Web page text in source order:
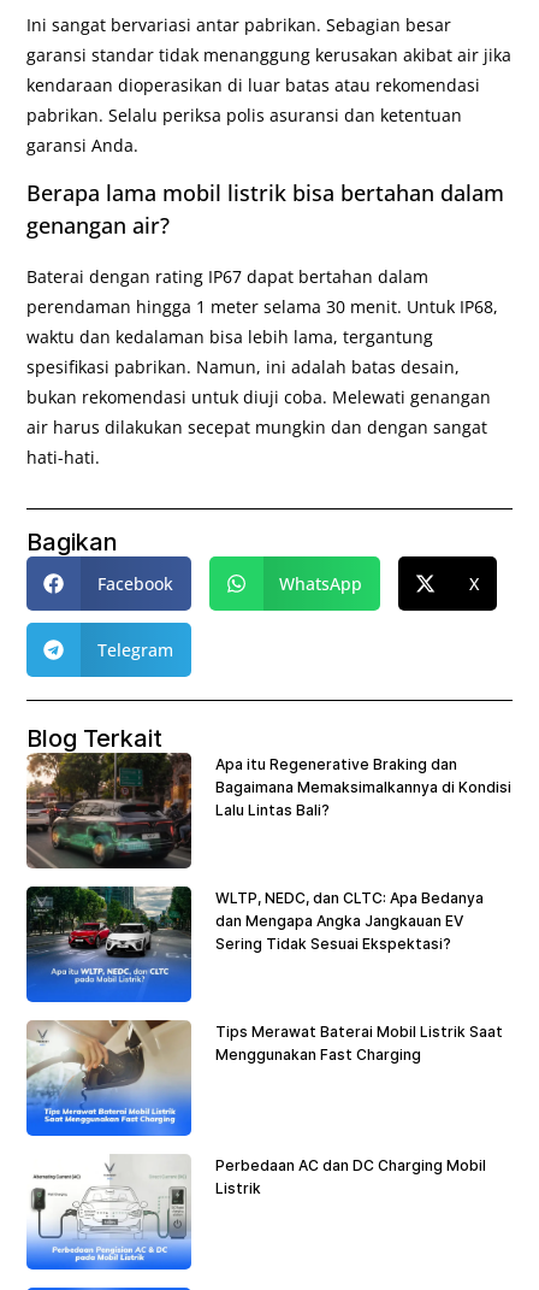
Ini sangat bervariasi antar pabrikan. Sebagian besar
garansi standar tidak menanggung kerusakan akibat air jika
kendaraan dioperasikan di luar batas atau rekomendasi
pabrikan. Selalu periksa polis asuransi dan ketentuan
garansi Anda.
Berapa lama mobil listrik bisa bertahan dalam
genangan air?
Baterai dengan rating IP67 dapat bertahan dalam
perendaman hingga 1 meter selama 30 menit. Untuk IP68,
waktu dan kedalaman bisa lebih lama, tergantung
spesifikasi pabrikan. Namun, ini adalah batas desain,
bukan rekomendasi untuk diuji coba. Melewati genangan
air harus dilakukan secepat mungkin dan dengan sangat
hati-hati.
Bagikan
Facebook WhatsApp X
Telegram
Blog Terkait
Apa itu Regenerative Braking dan
Bagaimana Memaksimalkannya di Kondisi
Lalu Lintas Bali?
WLTP, NEDC, dan CLTC: Apa Bedanya
dan Mengapa Angka Jangkauan EV
Sering Tidak Sesuai Ekspektasi?
Tips Merawat Baterai Mobil Listrik Saat
Menggunakan Fast Charging
Perbedaan AC dan DC Charging Mobil
Listrik